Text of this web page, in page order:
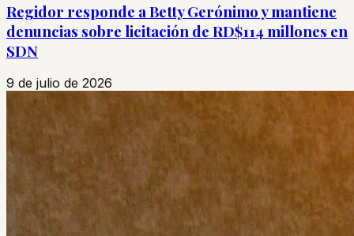
Regidor responde a Betty Gerónimo y mantiene
denuncias sobre licitación de RD$114 millones en
SDN
9 de julio de 2026